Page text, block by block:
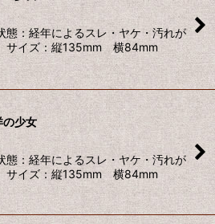
態：経年によるスレ・ヤケ・汚れが
サイズ：縦135mm 横84mm
少女
態：経年によるスレ・ヤケ・汚れが
サイズ：縦135mm 横84mm